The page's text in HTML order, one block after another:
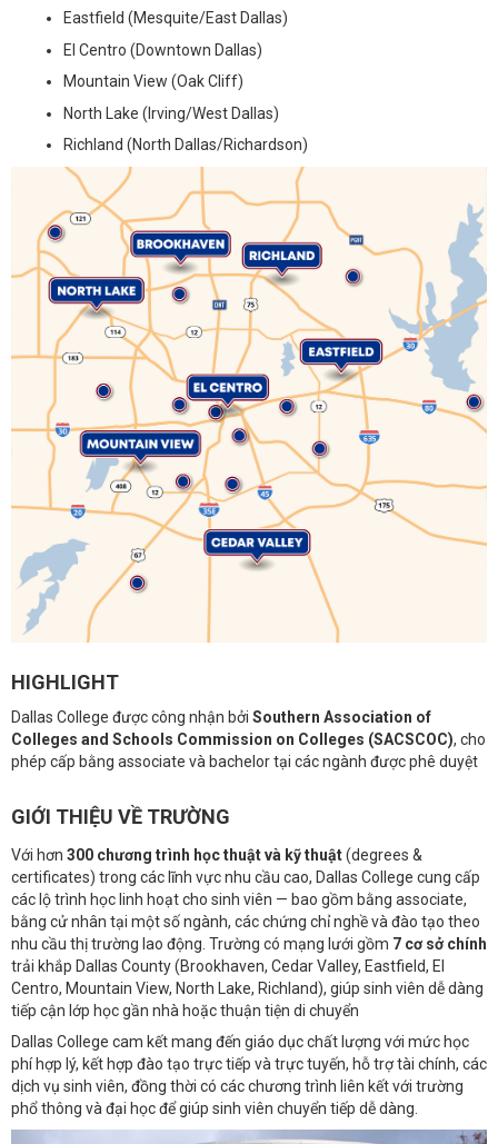
Eastfield (Mesquite/East Dallas)
El Centro (Downtown Dallas)
Mountain View (Oak Cliff)
North Lake (Irving/West Dallas)
Richland (North Dallas/Richardson)
HIGHLIGHT
Dallas College được công nhận bởi Southern Association of
Colleges and Schools Commission on Colleges (SACSCOC), cho
phép cấp bằng associate và bachelor tại các ngành được phê duyệt
GIỚI THIỆU VỀ TRƯỜNG
Với hơn 300 chương trình học thuật và kỹ thuật(degrees &
certificates) trong các lĩnh vực nhu cầu cao, Dallas College cung cấp
các lộ trình học linh hoạt cho sinh viên — bao gồm bằng associate,
bằng cử nhân tại một số ngành, các chứng chỉ nghề và đào tạo theo
nhu cầu thị trường lao động. Trường có mạng lưới gồm 7 cơ sở chính
trải khắp Dallas County (Brookhaven, Cedar Valley, Eastfield, El
Centro, Mountain View, North Lake, Richland), giúp sinh viên dễ dàng
tiếp cận lớp học gần nhà hoặc thuận tiện di chuyển
Dallas College cam kết mang đến giáo dục chất lượng với mức học
phí hợp lý, kết hợp đào tạo trực tiếp và trực tuyến, hỗ trợ tài chính, các
dịch vụ sinh viên, đồng thời có các chương trình liên kết với trường
phổ thông và đại học để giúp sinh viên chuyển tiếp dễ dàng.